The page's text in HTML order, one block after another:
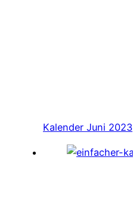
Kalender Juni 2023